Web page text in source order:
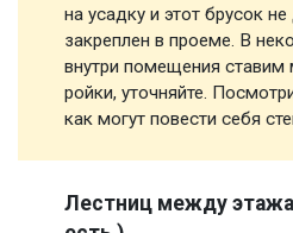
на усадку и этот брусок
закреплен в проеме. В
внутри помещения ставим
ройки, уточняйте.
как могут повести себя
Лестниц между